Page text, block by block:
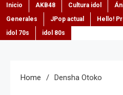
Inicio AKB48 Cultura idol
Generales
JPop actual Hello!
idol 70s
idol 80s
Home Densha Otoko